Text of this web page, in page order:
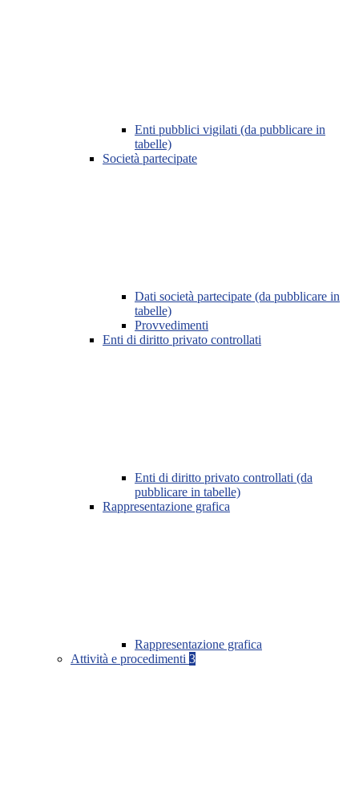
Enti pubblici vigilati (da pubblicare in
tabelle)
Società partecipate
Dati società partecipate (da pubblicare in
tabelle)
Provvedimenti
Enti di diritto privato controllati
Enti di diritto privato controllati (da
pubblicare in tabelle)
Rappresentazione grafica
Rappresentazione grafica
Attività e procedimenti 3